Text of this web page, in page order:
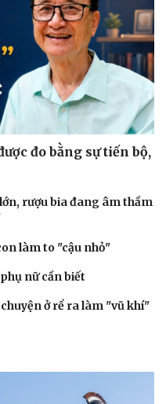
Đời sống
Nhà đẹp
Blog
Tình yêu - Gia đình
đo bằng sự tiến bộ,
rượu bia đang âm thầm
làm to "cậu nhỏ"
nữ cần biết
ở rể ra làm "vũ khí"